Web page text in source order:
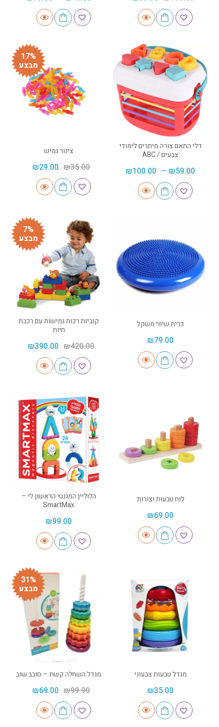
דלי התאם צורה מיתרים לימודי
צבעים / ABC
₪59.00
–
₪100.00
17%
מבצע
צינור גמיש
₪35.00
₪29.00
כרית שיווי משקל
₪79.00
7%
מבצע
קוביות רכות גמישות עם רכבת
חיות
₪420.00
₪390.00
לוח טבעות וצורות
₪69.00
הלוליין המגנטי הראשון לי –
SmartMax
₪99.00
מגדל טבעות צבעוני
₪35.00
31%
מבצע
מגדל השחלה קשת – סובב שוב
₪99.90
₪69.00